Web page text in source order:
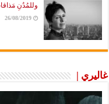
وللمُدُنِ
26/08/2019
غاليري |